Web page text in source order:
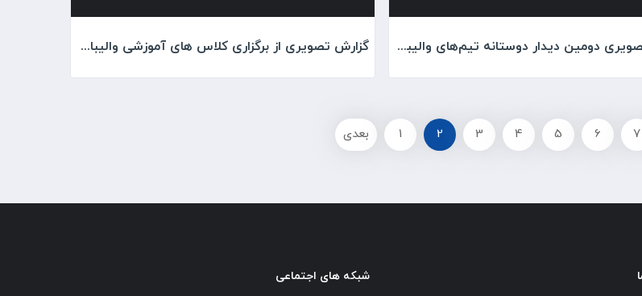
گزارش تصویری دومین دیدار دوستانه تیم‌های والیبال پیکان و پاس گرگان در پیکانشهر گزارش تصویری از برگزاری کلاس های آموزشی والیبال در باشگاه پیکان
1 2 3 4 5 6 7 بعدی
شبکه های اجتماعی